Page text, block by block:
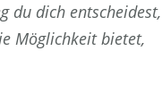
du dich entscheidest,
Möglichkeit bietet,